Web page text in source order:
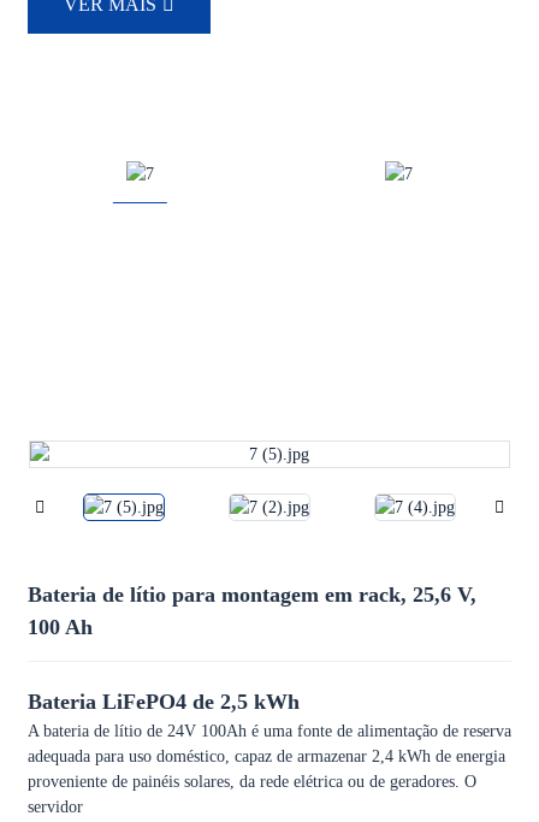
Bateria de lítio para montagem em rack, 25,6 V,
100 Ah
Bateria LiFePO4 de 2,5 kWh
A bateria de lítio de 24V 100Ah é uma fonte de alimentação de reserva
adequada para uso doméstico, capaz de armazenar 2,4 kWh de energia
proveniente de painéis solares, da rede elétrica ou de geradores. O
servidor